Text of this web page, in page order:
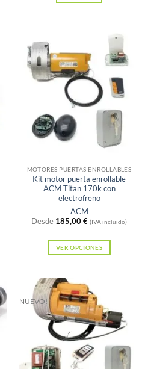
MOTORES PUERTAS ENROLLABLES
Kit motor puerta enrollable
ACM Titan 170k con
electrofreno
ACM
Desde 185,00€ (IVA incluido)
VER OPCIONES
tiene
múltiples
variantes.
Las
opciones
se
NUEVO!